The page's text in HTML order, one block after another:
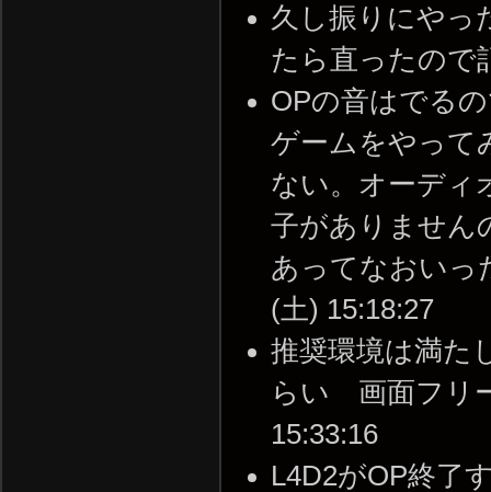
久し振りにやっ
たら直ったので
OPの音はでる
ゲームをやって
ない。オーディ
子がありません
あってなおいっ
(土) 15:18:27
推奨環境は満
らい 画面フリ
15:33:16
L4D2がOP終了